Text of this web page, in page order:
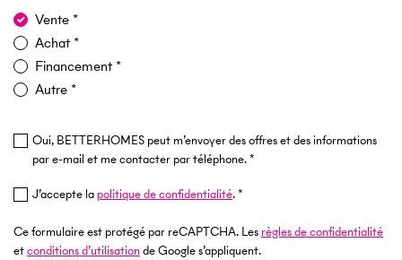
Vente
Achat
Financement
Autre
Oui, BETTERHOMES peut m’envoyer des offres et des informations
par e-mail et me contacter par téléphone.
J’accepte la politique de confidentialité.
Ce formulaire est protégé par reCAPTCHA. Les règles de confidentialité
etconditions d’utilisationde Google s’appliquent.